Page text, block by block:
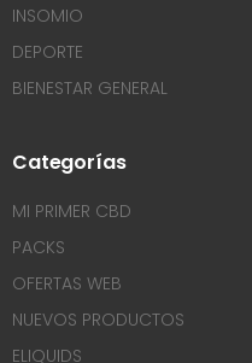
INSOMIO
DEPORTE
BIENESTAR GENERAL
Categorías
MI PRIMER CBD
PACKS
OFERTAS WEB
NUEVOS PRODUCTOS
ELIQUIDS